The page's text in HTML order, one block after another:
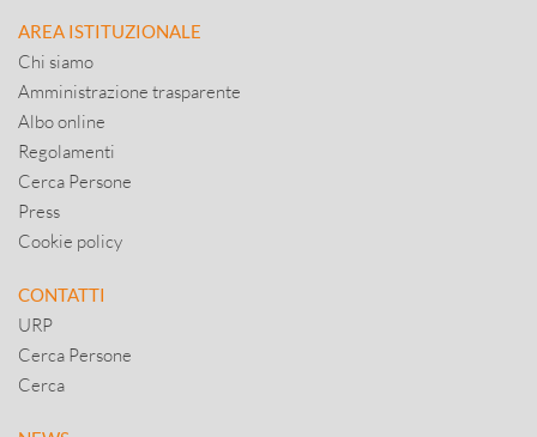
AREA ISTITUZIONALE
Chi siamo
Amministrazione trasparente
Albo online
Regolamenti
Cerca Persone
Press
Cookie policy
CONTATTI
URP
Cerca Persone
Cerca